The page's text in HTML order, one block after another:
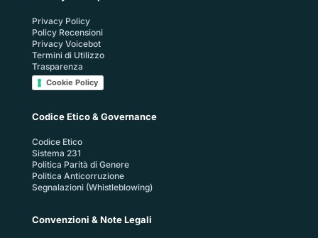
Privacy Policy
Policy Recensioni
Privacy Voicebot
Termini di Utilizzo
Trasparenza
Cookie Policy
Codice Etico & Governance
Codice Etico
Sistema 231
Politica Parità di Genere
Politica Anticorruzione
Segnalazioni (Whistleblowing)
Convenzioni & Note Legali